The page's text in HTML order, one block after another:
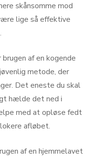
skånsomme mod
lige så effektive
af en kogende
metode, der
Det eneste du skal
hælde det ned i
med at opløse fedt
afløbet.
af en hjemmelavet